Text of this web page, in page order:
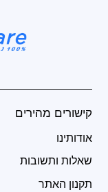
קישורים מהירים
אודותינו
שאלות ותשובות
תקנון האתר